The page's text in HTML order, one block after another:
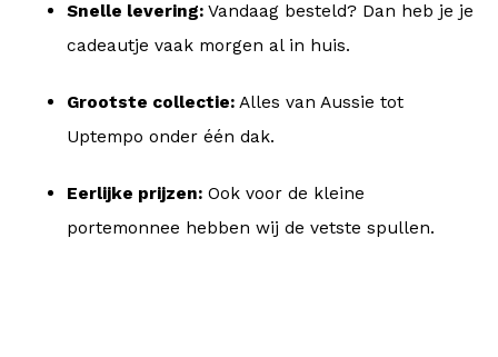
Snelle levering: Vandaag besteld? Dan heb je je
cadeautje vaak morgen al in huis.
Grootste collectie: Alles van Aussie tot
Uptempo onder één dak.
Eerlijke prijzen: Ook voor de kleine
portemonnee hebben wij de vetste spullen.